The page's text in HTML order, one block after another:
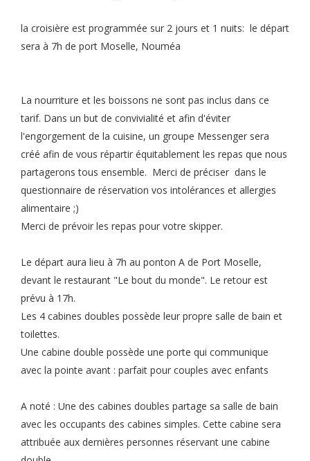
la croisière est programmée sur 2 jours et 1 nuits: le départ
sera à 7h de port Moselle, Nouméa
La nourriture et les boissons ne sont pas inclus dans ce
tarif. Dans un but de convivialité et afin d'éviter
l'engorgement de la cuisine, un groupe Messenger sera
créé afin de vous répartir équitablement les repas que nous
partagerons tous ensemble. Merci de préciser dans le
questionnaire de réservation vos intolérances et allergies
alimentaire ;)
Merci de prévoir les repas pour votre skipper.
Le départ aura lieu à 7h au ponton A de Port Moselle,
devant le restaurant "Le bout du monde". Le retour est
prévu à 17h.
Les 4 cabines doubles possède leur propre salle de bain et
toilettes.
Une cabine double possède une porte qui communique
avec la pointe avant : parfait pour couples avec enfants
A noté : Une des cabines doubles partage sa salle de bain
avec les occupants des cabines simples. Cette cabine sera
attribuée aux dernières personnes réservant une cabine